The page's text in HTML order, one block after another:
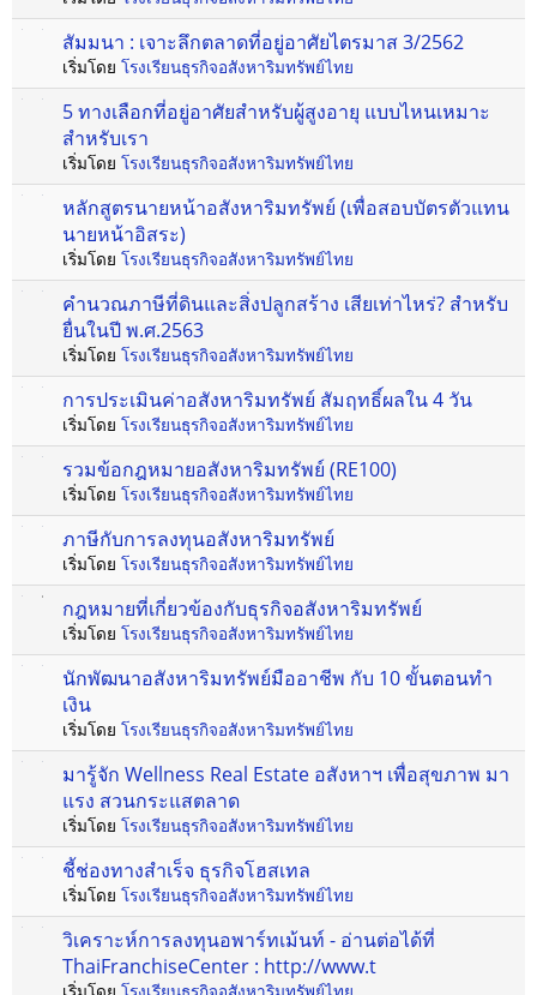
สัมมนา : เจาะลึกตลาดที่อยู่อาศัยไตรมาส 3/2562
เริ่มโดย โรงเรียนธุรกิจอสังหาริมทรัพย์ไทย
5 ทางเลือกที่อยู่อาศัยสำหรับผู้สูงอายุ แบบไหนเหมาะ
สำหรับเรา
เริ่มโดย โรงเรียนธุรกิจอสังหาริมทรัพย์ไทย
หลักสูตรนายหน้าอสังหาริมทรัพย์ (เพื่อสอบบัตรตัวแทน
นายหน้าอิสระ)
เริ่มโดย โรงเรียนธุรกิจอสังหาริมทรัพย์ไทย
คำนวณภาษีที่ดินและสิ่งปลูกสร้าง เสียเท่าไหร่? สำหรับ
ยื่นในปี พ.ศ.2563
เริ่มโดย โรงเรียนธุรกิจอสังหาริมทรัพย์ไทย
การประเมินค่าอสังหาริมทรัพย์ สัมฤทธิ์ผลใน 4 วัน
เริ่มโดย โรงเรียนธุรกิจอสังหาริมทรัพย์ไทย
รวมข้อกฎหมายอสังหาริมทรัพย์ (RE100)
เริ่มโดย โรงเรียนธุรกิจอสังหาริมทรัพย์ไทย
ภาษีกับการลงทุนอสังหาริมทรัพย์
เริ่มโดย โรงเรียนธุรกิจอสังหาริมทรัพย์ไทย
กฎหมายที่เกี่ยวข้องกับธุรกิจอสังหาริมทรัพย์
เริ่มโดย โรงเรียนธุรกิจอสังหาริมทรัพย์ไทย
นักพัฒนาอสังหาริมทรัพย์มืออาชีพ กับ 10 ขั้นตอนทำ
เงิน
เริ่มโดย โรงเรียนธุรกิจอสังหาริมทรัพย์ไทย
มารู้จัก Wellness Real Estate อสังหาฯ เพื่อสุขภาพ มา
แรง สวนกระแสตลาด
เริ่มโดย โรงเรียนธุรกิจอสังหาริมทรัพย์ไทย
ชี้ช่องทางสำเร็จ ธุรกิจโฮสเทล
เริ่มโดย โรงเรียนธุรกิจอสังหาริมทรัพย์ไทย
วิเคราะห์การลงทุนอพาร์ทเม้นท์ - อ่านต่อได้ที่
ThaiFranchiseCenter : http://www.t